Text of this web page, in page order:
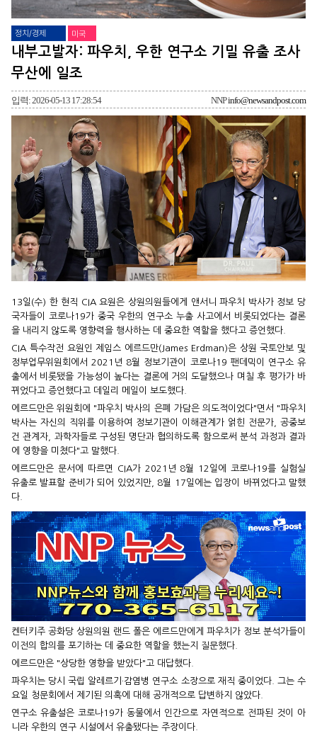
정치/경제 미국
내부고발자: 파우치, 우한 연구소 기밀 유출 조사
무산에 일조
입력: 2026-05-13 17:28:54 NNPinfo@newsandpost.com
13일(수) 한 현직 CIA 요원은 상원의원들에게 앤서니 파우치 박사가 정보 당
국자들이 코로나19가 중국 우한의 연구소 누출 사고에서 비롯되었다는 결론
을 내리지 않도록 영향력을 행사하는 데 중요한 역할을 했다고 증언했다.
CIA 특수작전 요원인 제임스 에르드만(James Erdman)은 상원 국토안보 및
정부업무위원회에서 2021년 8월 정보기관이 코로나19 팬데믹이 연구소 유
출에서 비롯됐을 가능성이 높다는 결론에 거의 도달했으나 며칠 후 평가가 바
뀌었다고 증언했다고 데일리 메일이 보도했다.
에르드만은 위원회에 "파우치 박사의 은폐 가담은 의도적이었다"면서 "파우치
박사는 자신의 직위를 이용하여 정보기관이 이해관계가 얽힌 전문가, 공중보
건 관계자, 과학자들로 구성된 명단과 협의하도록 함으로써 분석 과정과 결과
에 영향을 미쳤다"고 말했다.
에르드만은 문서에 따르면 CIA가 2021년 8월 12일에 코로나19를 실험실
유출로 발표할 준비가 되어 있었지만, 8월 17일에는 입장이 바뀌었다고 말했
다.
켄터키주 공화당 상원의원 랜드 폴은 에르드만에게 파우치가 정보 분석가들이
이전의 합의를 포기하는 데 중요한 역할을 했는지 질문했다.
에르드만은 "상당한 영향을 받았다"고 대답했다.
파우치는 당시 국립 알레르기·감염병 연구소 소장으로 재직 중이었다. 그는 수
요일 청문회에서 제기된 의혹에 대해 공개적으로 답변하지 않았다.
연구소 유출설은 코로나19가 동물에서 인간으로 자연적으로 전파된 것이 아
니라 우한의 연구 시설에서 유출됐다는 주장이다.